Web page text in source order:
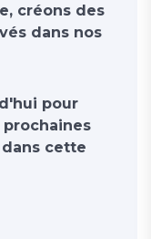
créons des
dans nos
pour
cette